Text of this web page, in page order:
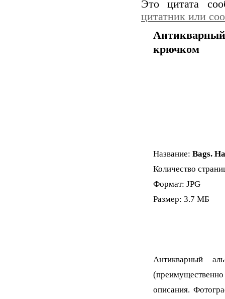
Это цитата
цитатник или
Антикварный
крючком
Название: Bags.
Количество
Формат: JPG
Размер: 3.7 МБ
Антикварный
описания.